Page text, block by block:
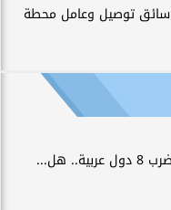
سائق توصيل وعامل محطة
هل...